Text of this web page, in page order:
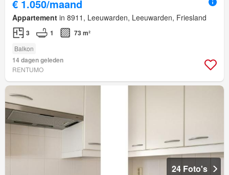
€ 1.050/maand
Appartement in 8911, Leeuwarden, Leeuwarden, Friesland
3 1 73 m²
Balkon
14 dagen geleden
RENTUMO
24 Foto's